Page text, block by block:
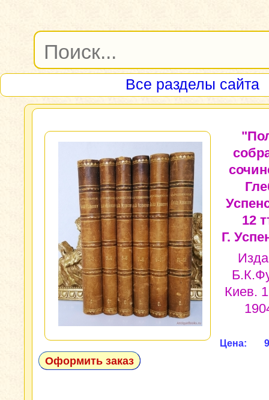
Все разделы сайта
12
Г.
Киев.
Цена:
Оформить заказ